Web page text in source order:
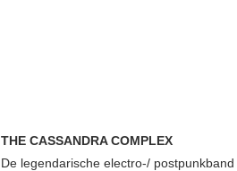
THE CASSANDRA COMPLEX
De legendarische electro-/ postpunkband